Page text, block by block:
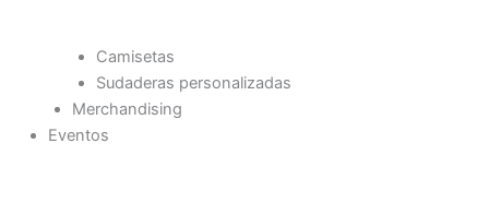
Camisetas
Sudaderas personalizadas
Merchandising
Eventos